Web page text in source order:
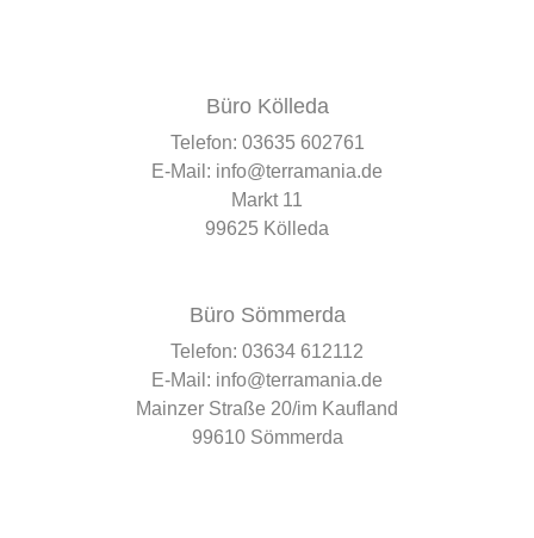
Büro Kölleda
Telefon: 03635 602761
E-Mail: info@terramania.de
Markt 11
99625 Kölleda
Büro Sömmerda
Telefon: 03634 612112
E-Mail: info@terramania.de
Mainzer Straße 20/im Kaufland
99610 Sömmerda